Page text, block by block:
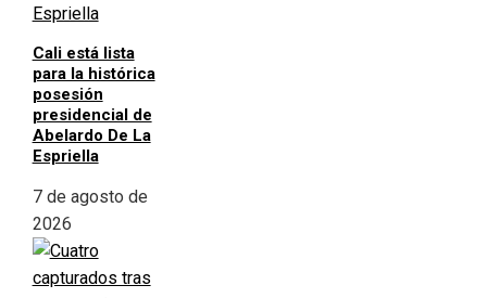
Cali está lista
para la histórica
posesión
presidencial de
Abelardo De La
Espriella
7 de agosto de
2026